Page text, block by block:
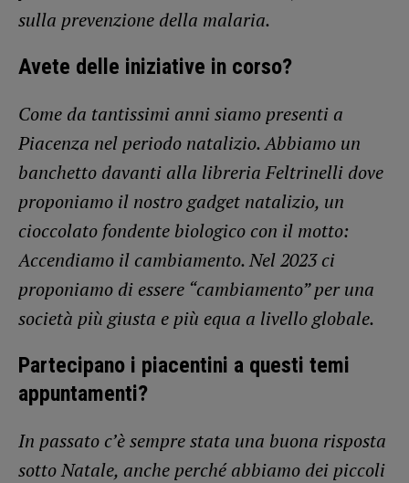
sulla prevenzione della malaria.
Avete delle iniziative in corso?
Come da tantissimi anni siamo presenti a
Piacenza nel periodo natalizio. Abbiamo un
banchetto davanti alla libreria Feltrinelli dove
proponiamo il nostro gadget natalizio, un
cioccolato fondente biologico con il motto:
Accendiamo il cambiamento. Nel 2023 ci
proponiamo di essere “cambiamento” per una
società più giusta e più equa a livello globale.
Partecipano i piacentini a questi temi
appuntamenti?
In passato c’è sempre stata una buona risposta
sotto Natale, anche perché abbiamo dei piccoli